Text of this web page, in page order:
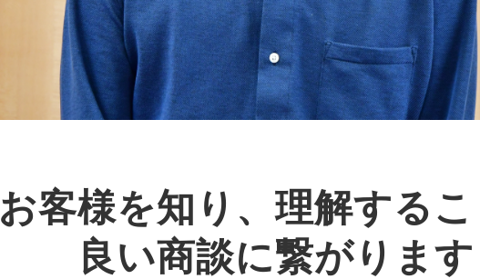
お客様を知り、理解する
良い商談に繋がります